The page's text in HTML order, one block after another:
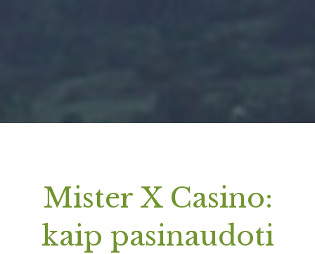
Mister X Casino:
kaip pasinaudoti